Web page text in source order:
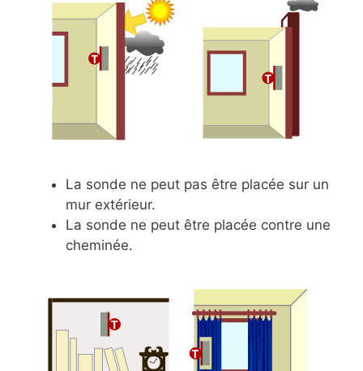
La sonde ne peut pas être placée sur un
mur extérieur.
La sonde ne peut être placée contre une
cheminée.